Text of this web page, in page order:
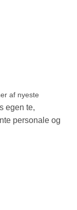
af nyeste
egen te,
personale og